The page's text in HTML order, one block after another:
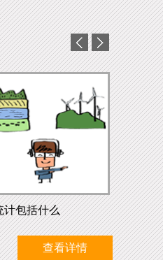
计包括什么
查看详情